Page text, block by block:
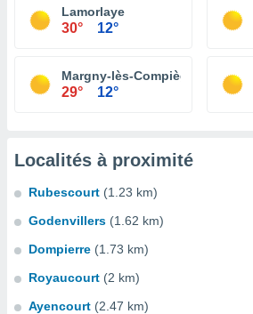
Lamorlaye
30° 12°
Margny-lès-Compiègne
29° 12°
Localités à proximité
Rubescourt (1.23 km)
Godenvillers (1.62 km)
Dompierre (1.73 km)
Royaucourt (2 km)
Ayencourt (2.47 km)